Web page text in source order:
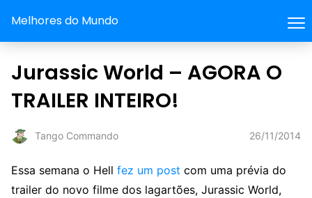
Melhores do Mundo
Jurassic World – AGORA O
TRAILER INTEIRO!
Tango Commando 26/11/2014
Essa semana o Hell fez um post com uma prévia do
trailer do novo filme dos lagartões, Jurassic World,